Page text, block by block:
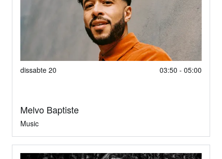
dissabte 20 03:50 - 05:00
Melvo Baptiste
Music